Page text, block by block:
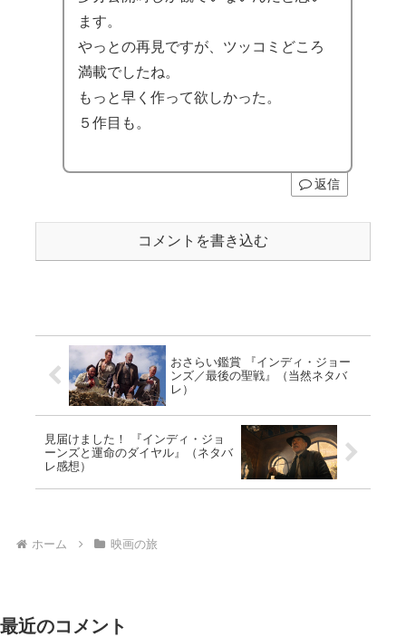
ます。
やっとの再見ですが、ツッコミどころ
満載でしたね。
もっと早く作って欲しかった。
５作目も。
返信
コメントを書き込む
おさらい鑑賞 『インディ・ジョー
ンズ／最後の聖戦』（当然ネタバ
レ）
見届けました！ 『インディ・ジョ
ーンズと運命のダイヤル』（ネタバ
レ感想）
ホーム 映画の旅
最近のコメント